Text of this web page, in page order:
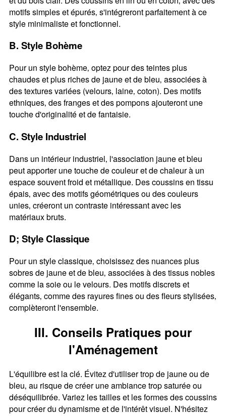
motifs simples et épurés‚ s'intégreront parfaitement à ce
style minimaliste et fonctionnel.
B. Style Bohème
Pour un style bohème‚ optez pour des teintes plus
chaudes et plus riches de jaune et de bleu‚ associées à
des textures variées (velours‚ laine‚ coton). Des motifs
ethniques‚ des franges et des pompons ajouteront une
touche d'originalité et de fantaisie.
C. Style Industriel
Dans un intérieur industriel‚ l'association jaune et bleu
peut apporter une touche de couleur et de chaleur à un
espace souvent froid et métallique. Des coussins en tissu
épais‚ avec des motifs géométriques ou des couleurs
unies‚ créeront un contraste intéressant avec les
matériaux bruts.
D; Style Classique
Pour un style classique‚ choisissez des nuances plus
sobres de jaune et de bleu‚ associées à des tissus nobles
comme la soie ou le velours. Des motifs discrets et
élégants‚ comme des rayures fines ou des fleurs stylisées‚
complèteront l'ensemble.
III. Conseils Pratiques pour
l'Aménagement
L'équilibre est la clé. Évitez d'utiliser trop de jaune ou de
bleu‚ au risque de créer une ambiance trop saturée ou
déséquilibrée. Variez les tailles et les formes des coussins
pour créer du dynamisme et de l'intérêt visuel. N'hésitez